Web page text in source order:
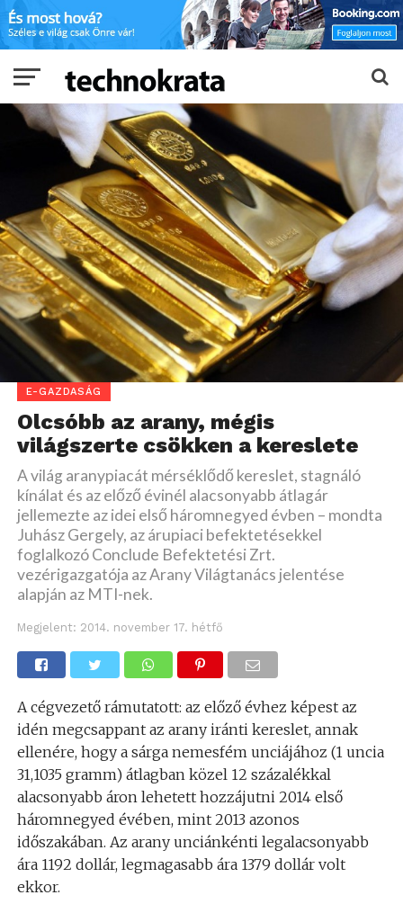
E-GAZDASÁG
Olcsóbb az arany, mégis
világszerte csökken a kereslete
A világ aranypiacát mérséklődő kereslet, stagnáló
kínálat és az előző évinél alacsonyabb átlagár
jellemezte az idei első háromnegyed évben – mondta
Juhász Gergely, az árupiaci befektetésekkel
foglalkozó Conclude Befektetési Zrt.
vezérigazgatója az Arany Világtanács jelentése
alapján az MTI-nek.
Megjelent: 2014. november 17. hétfő
A cégvezető rámutatott: az előző évhez képest az
idén megcsappant az arany iránti kereslet, annak
ellenére, hogy a sárga nemesfém unciájához (1 uncia
31,1035 gramm) átlagban közel 12 százalékkal
alacsonyabb áron lehetett hozzájutni 2014 első
háromnegyed évében, mint 2013 azonos
időszakában. Az arany unciánkénti legalacsonyabb
ára 1192 dollár, legmagasabb ára 1379 dollár volt
ekkor.